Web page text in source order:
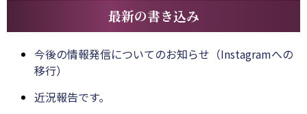
最新の書き込み
今後の情報発信についてのお知らせ（Instagramへの
移行）
近況報告です。